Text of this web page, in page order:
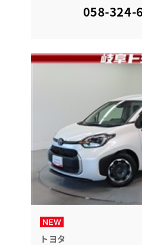
058-324-
トヨタ